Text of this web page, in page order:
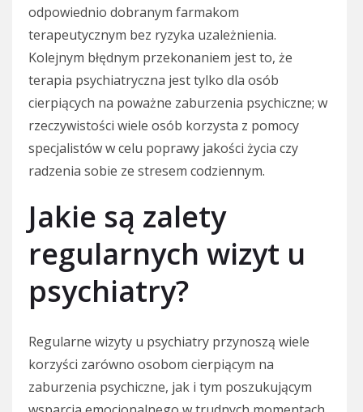
odpowiednio dobranym farmakom
terapeutycznym bez ryzyka uzależnienia.
Kolejnym błędnym przekonaniem jest to, że
terapia psychiatryczna jest tylko dla osób
cierpiących na poważne zaburzenia psychiczne; w
rzeczywistości wiele osób korzysta z pomocy
specjalistów w celu poprawy jakości życia czy
radzenia sobie ze stresem codziennym.
Jakie są zalety
regularnych wizyt u
psychiatry?
Regularne wizyty u psychiatry przynoszą wiele
korzyści zarówno osobom cierpiącym na
zaburzenia psychiczne, jak i tym poszukującym